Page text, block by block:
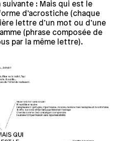
suivante : Mais qui est le
d’acrostiche (chaque
lettre d’un mot ou d’une
(phrase composée de
par la même lettre).